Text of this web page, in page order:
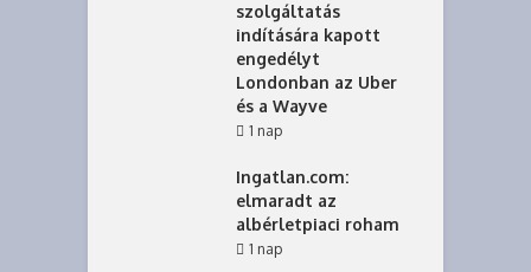
szolgáltatás
indítására kapott
engedélyt
Londonban az Uber
és a Wayve
1 nap
Ingatlan.com:
elmaradt az
albérletpiaci roham
1 nap